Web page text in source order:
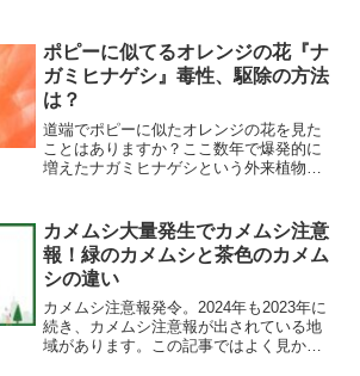
場所の情報もあり。
ポピーに似てるオレンジの花『ナ
ガミヒナゲシ』毒性、駆除の方法
は？
道端でポピーに似たオレンジの花を見た
ことはありますか？ここ数年で爆発的に
増えたナガミヒナゲシという外来植物で
ます。かわいい裏には実はこわい毒性
が！？
カメムシ大量発生でカメムシ注意
報！緑のカメムシと茶色のカメム
シの違い
カメムシ注意報発令。2024年も2023年に
続き、カメムシ注意報が出されている地
域があります。この記事ではよく見かけ